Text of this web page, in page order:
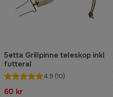
5etta Grillpinne teleskop inkl
futteral
4.9 (10)
60 kr